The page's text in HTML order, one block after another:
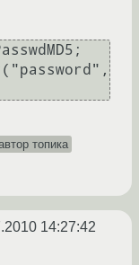
топика
14:27:42